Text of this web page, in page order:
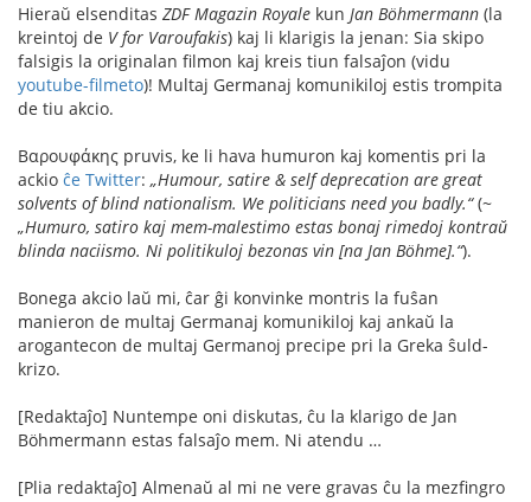
Hieraŭ elsenditas ZDF Magazin Royale kun Jan Böhmermann (la
kreintoj de V for Varoufakis) kaj li klarigis la jenan: Sia skipo
falsigis la originalan filmon kaj kreis tiun falsaĵon (vidu
youtube-filmeto)! Multaj Germanaj komunikiloj estis trompita
de tiu akcio.
Βαρουφάκης pruvis, ke li hava humuron kaj komentis pri la
ackio ĉe Twitter: „Humour, satire & self deprecation are great
solvents of blind nationalism. We politicians need you badly.“(~
„Humuro, satiro kaj mem-malestimo estas bonaj rimedoj kontraŭ
blinda naciismo. Ni politikuloj bezonas vin [na Jan Böhme].“).
Bonega akcio laŭ mi, ĉar ĝi konvinke montris la fuŝan
manieron de multaj Germanaj komunikiloj kaj ankaŭ la
arogantecon de multaj Germanoj precipe pri la Greka ŝuld-
krizo.
[Redaktaĵo] Nuntempe oni diskutas, ĉu la klarigo de Jan
Böhmermann estas falsaĵo mem. Ni atendu …
[Plia redaktaĵo] Almenaŭ al mi ne vere gravas ĉu la mezfingro